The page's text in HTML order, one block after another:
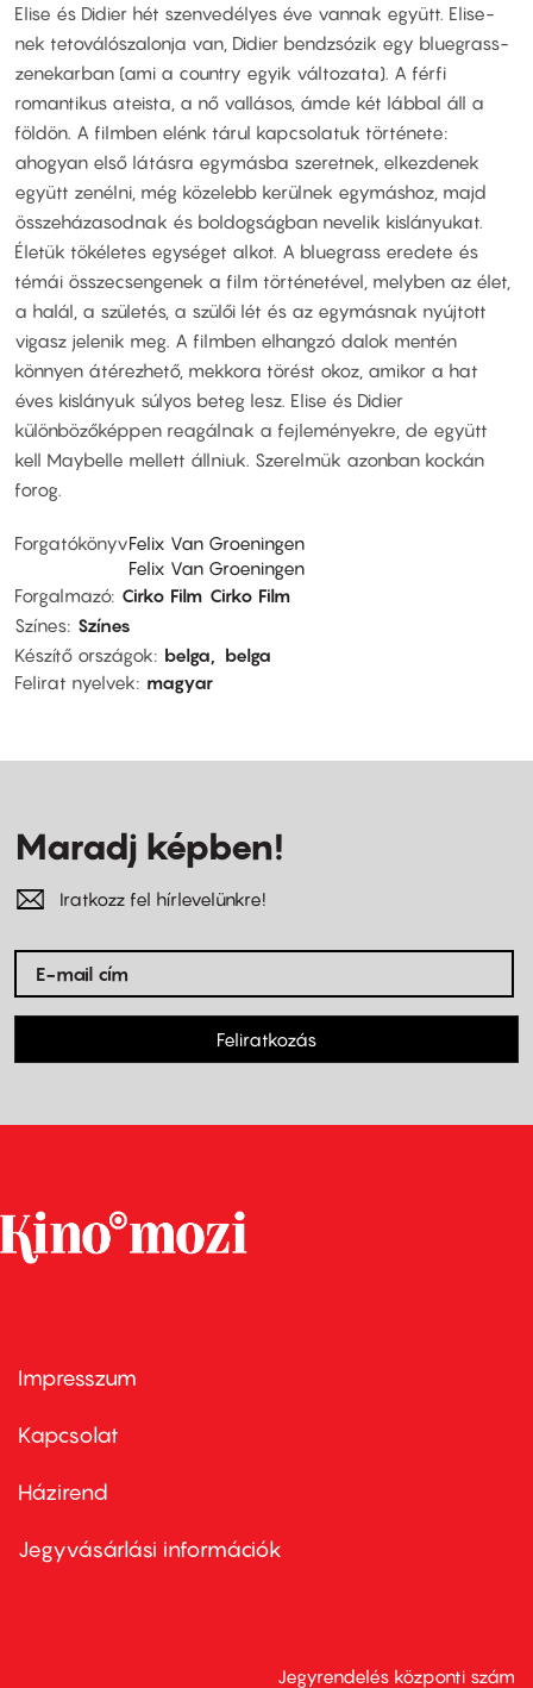
Elise és Didier hét szenvedélyes éve vannak együtt. Elise-
nek tetoválószalonja van, Didier bendzsózik egy bluegrass-
zenekarban (ami a country egyik változata). A férfi
romantikus ateista, a nő vallásos, ámde két lábbal áll a
földön. A filmben elénk tárul kapcsolatuk története:
ahogyan első látásra egymásba szeretnek, elkezdenek
együtt zenélni, még közelebb kerülnek egymáshoz, majd
összeházasodnak és boldogságban nevelik kislányukat.
Életük tökéletes egységet alkot. A bluegrass eredete és
témái összecsengenek a film történetével, melyben az élet,
a halál, a születés, a szülői lét és az egymásnak nyújtott
vigasz jelenik meg. A filmben elhangzó dalok mentén
könnyen átérezhető, mekkora törést okoz, amikor a hat
éves kislányuk súlyos beteg lesz. Elise és Didier
különbözőképpen reagálnak a fejleményekre, de együtt
kell Maybelle mellett állniuk. Szerelmük azonban kockán
forog.
ForgatókönyvFelix Van Groeningen
Felix Van Groeningen
Forgalmazó Cirko Film Cirko Film
Színes Színes
Készítő országok
belga
belga
Felirat nyelvek
magyar
Maradj képben!
Iratkozz fel hírlevelünkre!
Feliratkozás
Footer
first
Impresszum
Kapcsolat
Footer
second
Házirend
Jegyvásárlási információk
Jegyrendelés központi szám